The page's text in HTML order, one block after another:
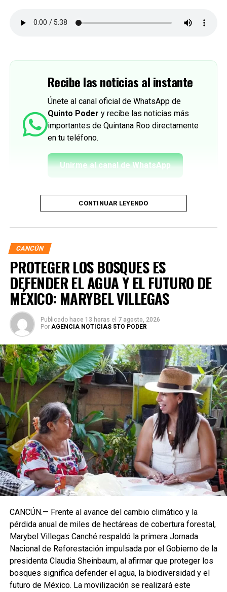
Recibe las noticias al instante
Únete al canal oficial de WhatsApp de
Quinto Poder y recibe las noticias más
importantes de Quintana Roo directamente
en tu teléfono.
Unirme al canal de WhatsApp
CONTINUAR LEYENDO
CANCÚN
PROTEGER LOS BOSQUES ES
DEFENDER EL AGUA Y EL FUTURO DE
MÉXICO: MARYBEL VILLEGAS
Publicado hace 13 horas el 7 agosto, 2026
Por AGENCIA NOTICIAS 5TO PODER
CANCÚN.— Frente al avance del cambio climático y la
pérdida anual de miles de hectáreas de cobertura forestal,
Marybel Villegas Canché respaldó la primera Jornada
Nacional de Reforestación impulsada por el Gobierno de la
presidenta Claudia Sheinbaum, al afirmar que proteger los
bosques significa defender el agua, la biodiversidad y el
futuro de México. La movilización se realizará este